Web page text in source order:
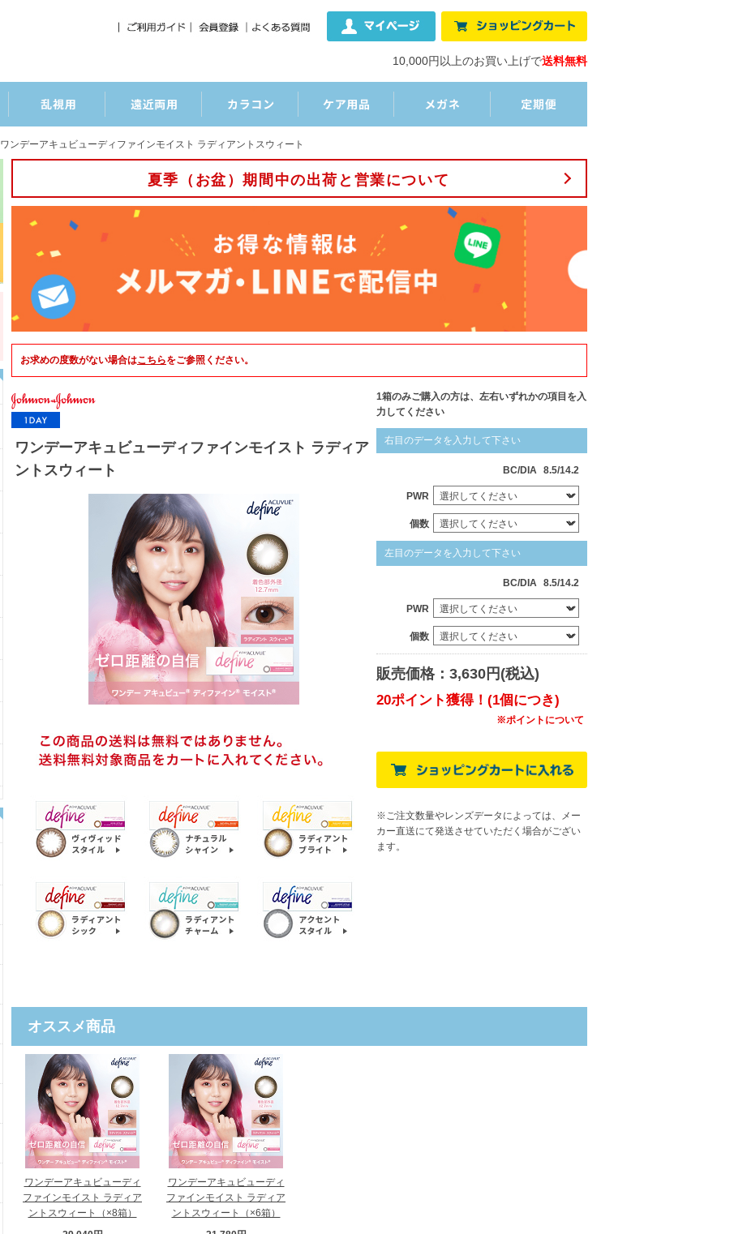
10,000円以上のお買い上げで送料無料
ワンデーアキュビューディファインモイスト ラディアントスウィート
夏季（お盆）期間中の出荷と営業について
お求めの度数がない場合はこちらをご参照ください。
ワンデーアキュビューディファインモイスト ラディア
ントスウィート
1箱のみご購入の方は、左右いずれかの項目を入
力してください
右目のデータを入力して下さい
BC/DIA 8.5/14.2
PWR
個数
左目のデータを入力して下さい
BC/DIA 8.5/14.2
PWR
個数
販売価格：3,630円(税込)
20ポイント獲得！(1個につき)
※ポイントについて
※ご注文数量やレンズデータによっては、メー
カー直送にて発送させていただく場合がござい
ます。
オススメ商品
ワンデーアキュビューディ
ファインモイスト ラディア
ントスウィート（×8箱）
ワンデーアキュビューディ
ファインモイスト ラディア
ントスウィート（×6箱）